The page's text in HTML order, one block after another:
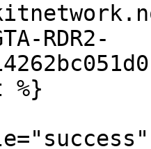
RDR2-
%}